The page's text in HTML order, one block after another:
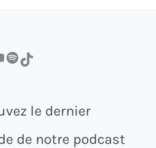
Spotify TikTok
le dernier
de notre podcast